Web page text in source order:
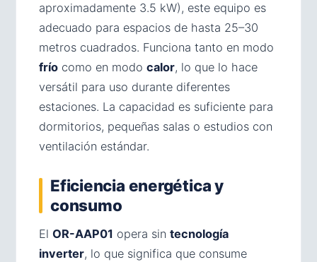
aproximadamente 3.5 kW), este equipo es
adecuado para espacios de hasta 25–30
metros cuadrados. Funciona tanto en modo
frío como en modo calor, lo que lo hace
versátil para uso durante diferentes
estaciones. La capacidad es suficiente para
dormitorios, pequeñas salas o estudios con
ventilación estándar.
Eficiencia energética y
consumo
El OR-AAP01 opera sin tecnología
inverter, lo que significa que consume